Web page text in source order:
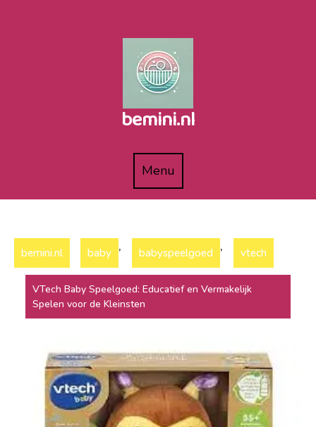
bemini.nl
MenuMenu
bemini.nl baby , babyspeelgoed , vtech
VTech Baby Speelgoed: Educatief en Vermakelijk
Spelen voor de Kleinsten